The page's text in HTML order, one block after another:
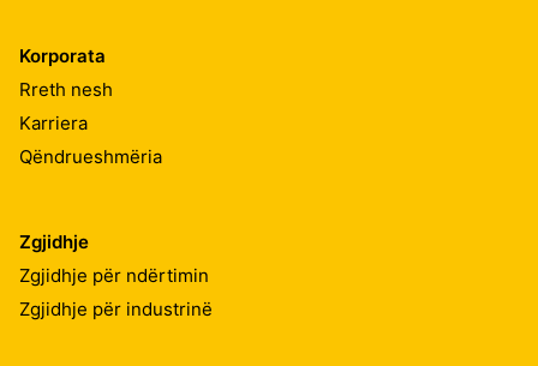
Korporata
Rreth nesh
Karriera
Qëndrueshmëria
Zgjidhje
Zgjidhje për ndërtimin
Zgjidhje për industrinë